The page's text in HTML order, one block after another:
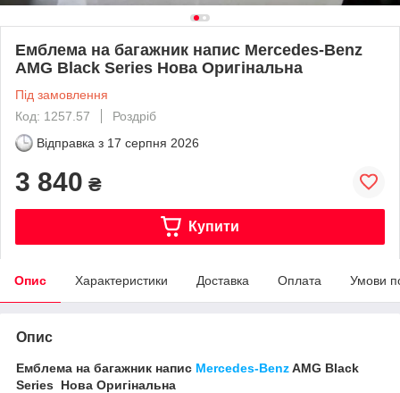
Емблема на багажник напис Mercedes-Benz
AMG Black Series Нова Оригінальна
Під замовлення
Код: 1257.57
Роздріб
Відправка з 17 серпня 2026
3 840 ₴
Купити
Опис Характеристики Доставка Оплата Умови
Опис
Емблема на багажник напис Mercedes-BenzAMG Black
Series Нова Оригінальна